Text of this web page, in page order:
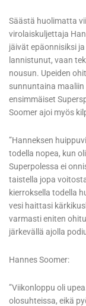
Säästä huolimatta
virolaiskuljettaja
jäivät epäonnisiksi
lannistunut, vaan
nousun. Upeiden
sunnuntaina
ensimmäiset
Soomer ajoi myös
”Hanneksen
todella nopea, kun
Superpolessa ei
taistella jopa
kierroksella todella
vesi haittasi
varmasti eniten
järkevällä ajolla
Hannes Soomer:
”Viikonloppu oli
olosuhteissa, eikä